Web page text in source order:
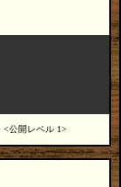
公開レベル 1